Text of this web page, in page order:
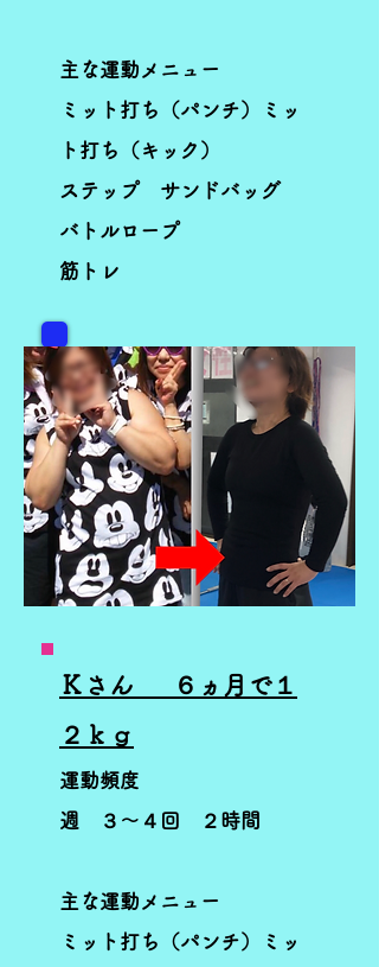
主な運動メニュー
ミット打ち（パンチ）ミッ
ト打ち（キック）
ステップ サンドバッグ​
バトルロープ
筋トレ
Ｋさん ​ ６ヵ月で１
２ｋｇ
運動頻度
週 ３～４回 ２時間
主な運動メニュー
ミット打ち（パンチ）ミッ